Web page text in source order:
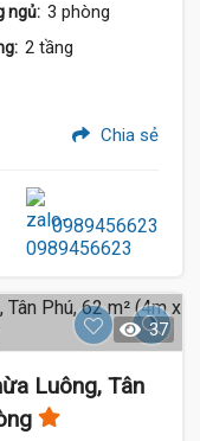
ngủ: 3 phòng
2 tầng
Chia sẻ
0989456623
37
Luông, Tân